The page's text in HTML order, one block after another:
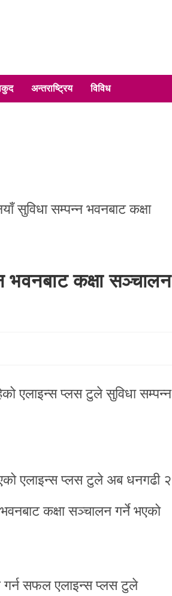
अन्तराष्ट्रिय विविध
भवनबाट कक्षा सञ्चालन
एलाइन्स प्लस टुले सुविधा सम्पन्न
एलाइन्स प्लस टुले अब धनगढी २
कक्षा सञ्चालन गर्ने भएको
गर्न सफल एलाइन्स प्लस टुले